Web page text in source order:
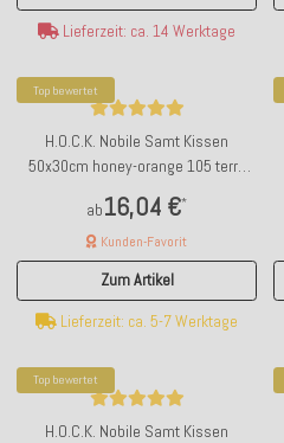
Lieferzeit: ca. 14 Werktage
Top bewertet
H.O.C.K. Nobile Samt Kissen
50x30cm honey-orange 105 terra
ab16,04 €*
Kunden-Favorit
Zum Artikel
Lieferzeit: ca. 5-7 Werktage
Top bewertet
H.O.C.K. Nobile Samt Kissen